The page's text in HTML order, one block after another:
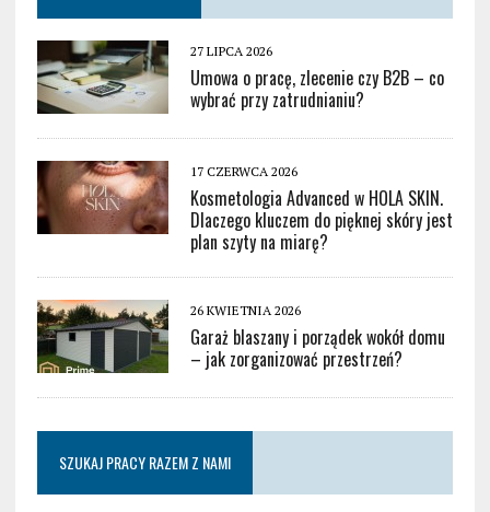
27 LIPCA 2026
Umowa o pracę, zlecenie czy B2B – co
wybrać przy zatrudnianiu?
17 CZERWCA 2026
Kosmetologia Advanced w HOLA SKIN.
Dlaczego kluczem do pięknej skóry jest
plan szyty na miarę?
26 KWIETNIA 2026
Garaż blaszany i porządek wokół domu
– jak zorganizować przestrzeń?
SZUKAJ PRACY RAZEM Z NAMI